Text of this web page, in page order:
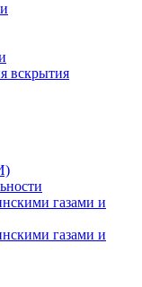
вскрытия
газами и
газами и